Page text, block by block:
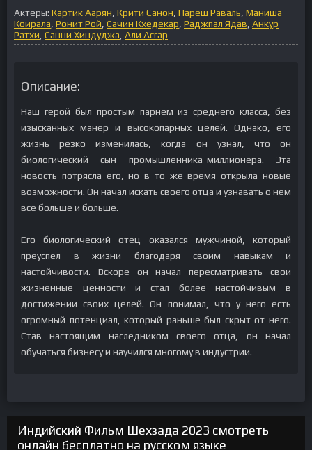
Актеры: Картик Аарян Крити Санон Пареш Раваль Маниша
Коирала Ронит Рой Сачин Кхедекар Раджпал Ядав Анкур
Ратхи Санни Хиндуджа Али Асгар
Описание:
Наш герой был простым парнем из среднего класса, без
изысканных манер и высокопарных целей. Однако, его
жизнь резко изменилась, когда он узнал, что он
биологический сын промышленника-миллионера. Эта
новость потрясла его, но в то же время открыла новые
возможности. Он начал искать своего отца и узнавать о нем
всё больше и больше.
Его биологический отец оказался мужчиной, который
преуспел в жизни благодаря своим навыкам и
настойчивости. Вскоре он начал пересматривать свои
жизненные ценности и стал более настойчивым в
достижении своих целей. Он понимал, что у него есть
огромный потенциал, который раньше был скрыт от него.
Став настоящим наследником своего отца, он начал
обучаться бизнесу и научился многому в индустрии.
Индийский Фильм Шехзада 2023 смотреть
онлайн бесплатно на русском языке